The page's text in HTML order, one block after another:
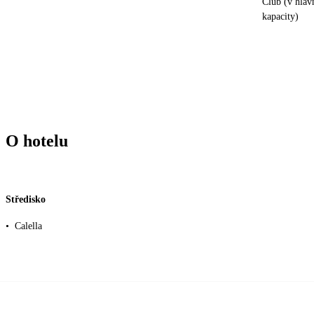
kapacity)
O hotelu
Středisko
• Calella